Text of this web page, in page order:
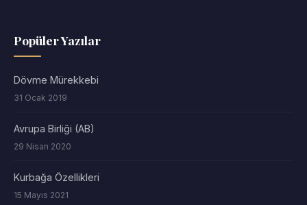
Popüler Yazılar
Dövme Mürekkebi
31 Ocak 2019
Avrupa Birliği (AB)
29 Nisan 2020
Kurbağa Özellikleri
15 Mayıs 2021